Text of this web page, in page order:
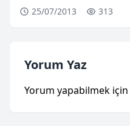
25/07/2013 313
Yorum Yaz
Yorum yapabilmek için